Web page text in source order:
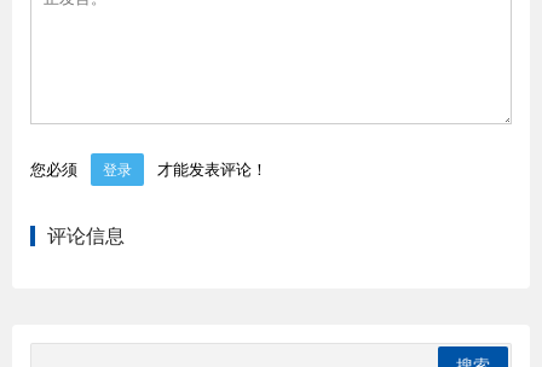
您必须 登录 才能发表评论！
评论信息